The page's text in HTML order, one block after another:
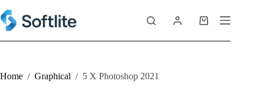
to
content
Shopping
Home / Graphical / 5 X Photoshop 2021